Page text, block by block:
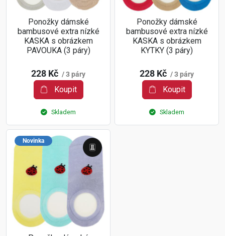
Ponožky dámské
bambusové extra nízké
KASKA s obrázkem
PAVOUKA (3 páry)
228 Kč / 3 páry
Koupit
Skladem
Ponožky dámské
bambusové extra nízké
KASKA s obrázkem
KYTKY (3 páry)
228 Kč / 3 páry
Koupit
Skladem
Novinka